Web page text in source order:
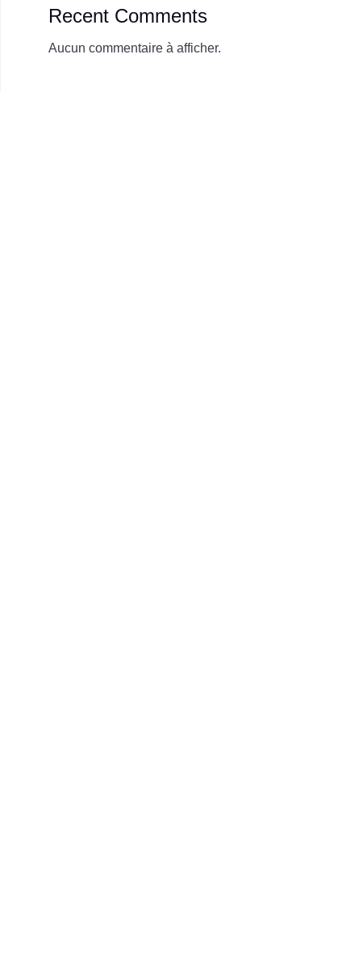
Recent Comments
Aucun commentaire à afficher.